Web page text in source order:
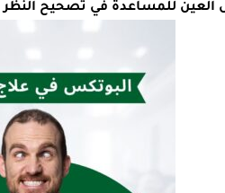
العين للمساعدة في تصحيح النظر